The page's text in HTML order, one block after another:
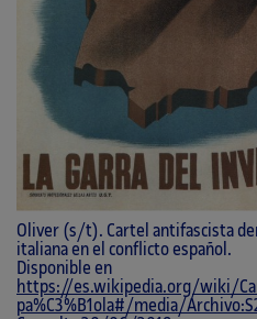
Oliver (s/t). Cartel antifascista
italiana en el conflicto español.
Disponible en
https://es.wikipedia.org/wiki/
pa%C3%B1ola#/media/